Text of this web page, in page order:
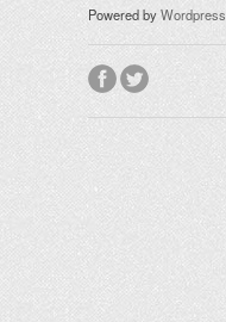
Powered byWordpress